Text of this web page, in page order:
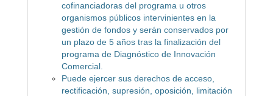
cofinanciadoras del programa u otros
organismos públicos intervinientes en la
gestión de fondos y serán conservados por
un plazo de 5 años tras la finalización del
programa de Diagnóstico de Innovación
Comercial.
Puede ejercer sus derechos de acceso,
rectificación, supresión, oposición, limitación